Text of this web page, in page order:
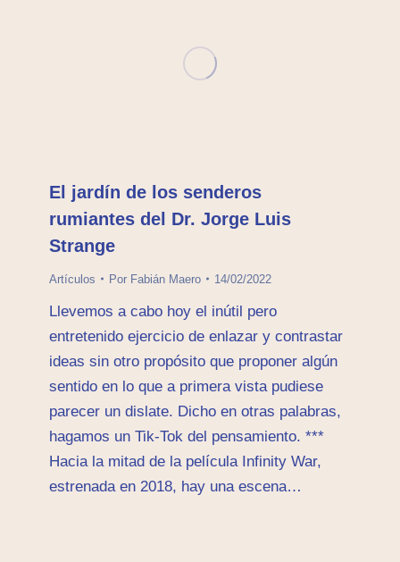
El jardín de los senderos
rumiantes del Dr. Jorge Luis
Strange
Artículos Por Fabián Maero 14/02/2022
Llevemos a cabo hoy el inútil pero
entretenido ejercicio de enlazar y contrastar
ideas sin otro propósito que proponer algún
sentido en lo que a primera vista pudiese
parecer un dislate. Dicho en otras palabras,
hagamos un Tik-Tok del pensamiento. ***
Hacia la mitad de la película Infinity War,
estrenada en 2018, hay una escena…